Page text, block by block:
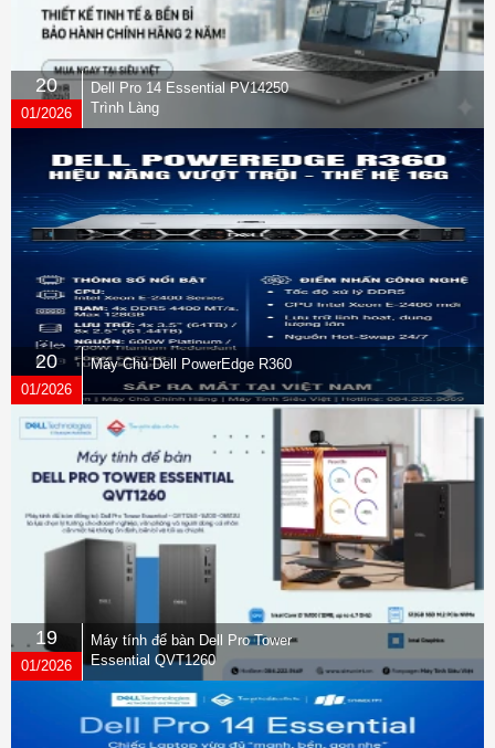
20
01/2026
Dell Pro 14 Essential PV14250
Trình Làng
20
01/2026
Máy Chủ Dell PowerEdge R360
19
01/2026
Máy tính để bàn Dell Pro Tower
Essential QVT1260